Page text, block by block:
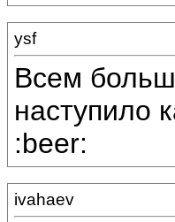
ysf
Всем
наступило
:beer:
ivahaev